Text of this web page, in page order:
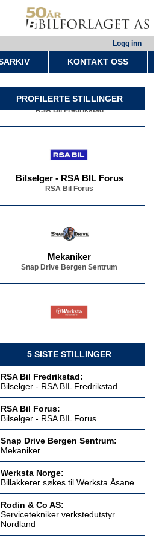
Logg inn
KONTAKT OSS
PROFILERTE STILLINGER
Bilselger - RSA BIL Fredrikstad
RSA Bil Fredrikstad
RSA Bil Forus
Snap Drive Bergen Sentrum
søkes til Werksta Åsane
Servicetekniker verkstedutstyr
Nordland
Rodin & Co AS
Servicetekniker verkstedutstyr
Østlandet
5 SISTE STILLINGER
RSA Bil Fredrikstad:
Bilselger - RSA BIL Fredrikstad
RSA Bil Forus:
Bilselger - RSA BIL Forus
Snap Drive Bergen Sentrum:
Mekaniker
Werksta Norge:
Billakkerer søkes til Werksta Åsane
Rodin & Co AS:
Servicetekniker verkstedutstyr
Nordland